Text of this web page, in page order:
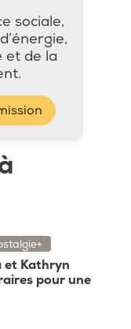
sociale,
et de la
et Kathryn
pour une